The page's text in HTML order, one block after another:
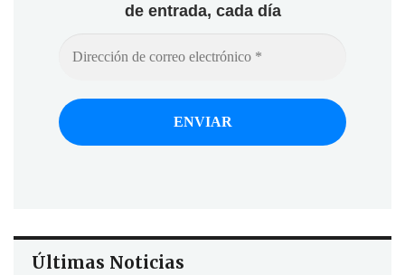
de entrada, cada día
Últimas Noticias